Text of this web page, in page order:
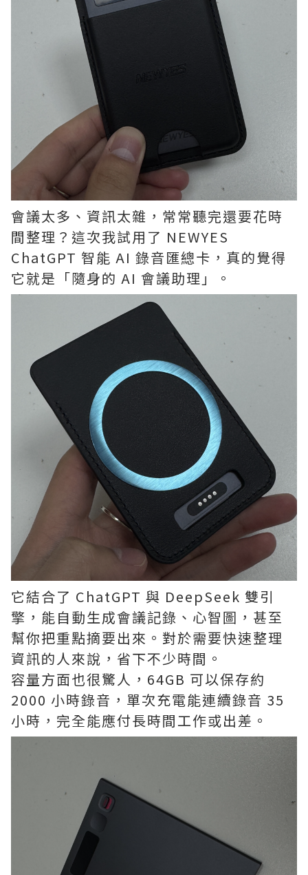
會議太多、資訊太雜，常常聽完還要花時
間整理？這次我試用了 NEWYES
ChatGPT 智能 AI 錄音匯總卡，真的覺得
它就是「隨身的 AI 會議助理」。
它結合了 ChatGPT 與 DeepSeek 雙引
擎，能自動生成會議記錄、心智圖，甚至
幫你把重點摘要出來。對於需要快速整理
資訊的人來說，省下不少時間。
容量方面也很驚人，64GB 可以保存約
2000 小時錄音，單次充電能連續錄音 35
小時，完全能應付長時間工作或出差。